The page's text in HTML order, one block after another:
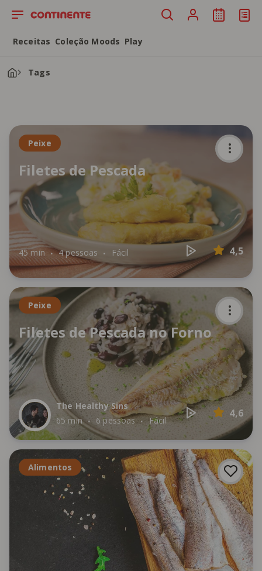
Saltar para o conteúdo principal
Receitas Coleção Moods Play
Tags
Peixe
Filetes de Pescada
45 min 4 pessoas Fácil 4,5
Peixe
Filetes de Pescada no Forno
The Healthy Sins
65 min
6 pessoas Fácil
4,6
Alimentos